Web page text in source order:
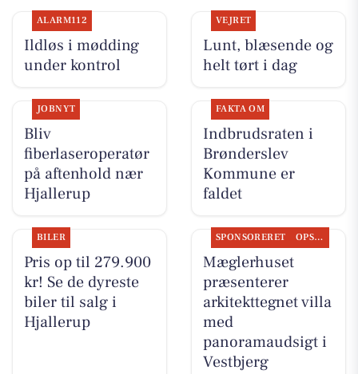
ALARM112
Ildløs i mødding
under kontrol
VEJRET
Lunt, blæsende og
helt tørt i dag
JOBNYT
Bliv
fiberlaseroperatør
på aftenhold nær
Hjallerup
FAKTA OM
Indbrudsraten i
Brønderslev
Kommune er
faldet
BILER
Pris op til 279.900
kr! Se de dyreste
biler til salg i
Hjallerup
SPONSORERET OPSLAGSTAVLEN
Mæglerhuset
præsenterer
arkitekttegnet villa
med
panoramaudsigt i
Vestbjerg